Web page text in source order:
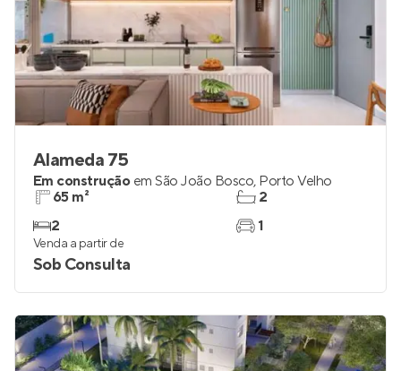
Alameda 75
Em construção em São João Bosco, Porto Velho
65 m²
2
2
1
Venda a partir de
Sob Consulta